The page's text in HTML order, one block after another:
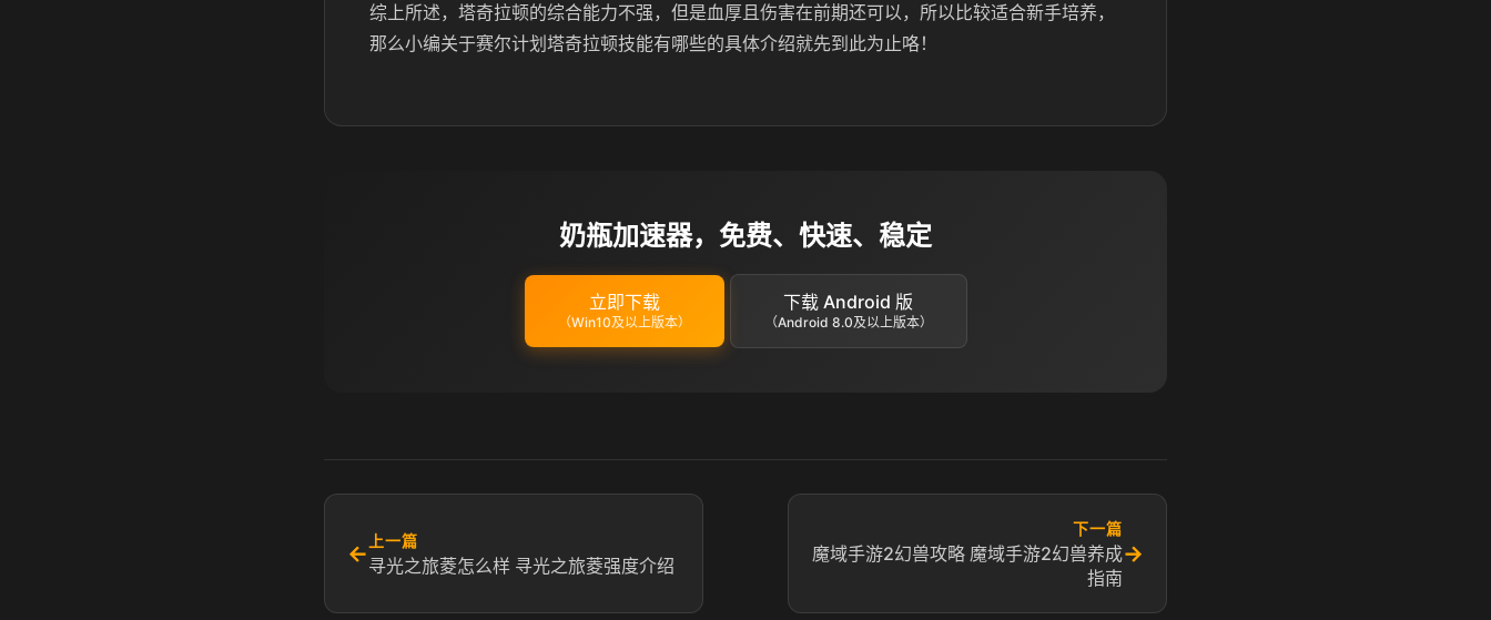
综上所述，塔奇拉顿的综合能力不强，但是血厚且伤害在前期还可以，所以比较适合新手培养，
那么小编关于赛尔计划塔奇拉顿技能有哪些的具体介绍就先到此为止咯！
奶瓶加速器，免费、快速、稳定
立即下载
（Win10及以上版本）
下载 Android 版
（Android 8.0及以上版本）
← 上一篇
寻光之旅菱怎么样 寻光之旅菱强度介绍
下一篇
魔域手游2幻兽攻略 魔域手游2幻兽养成
指南
→